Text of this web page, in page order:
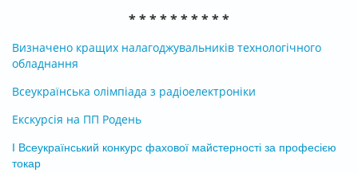
* * * * * * * * * *
Визначено кращих налагоджувальників технологічного
обладнання
Всеукраїнська олімпіада з радіоелектроніки
Екскурсія на ПП Родень
І Всеукраїнський конкурс фахової майстерності за професією
токар